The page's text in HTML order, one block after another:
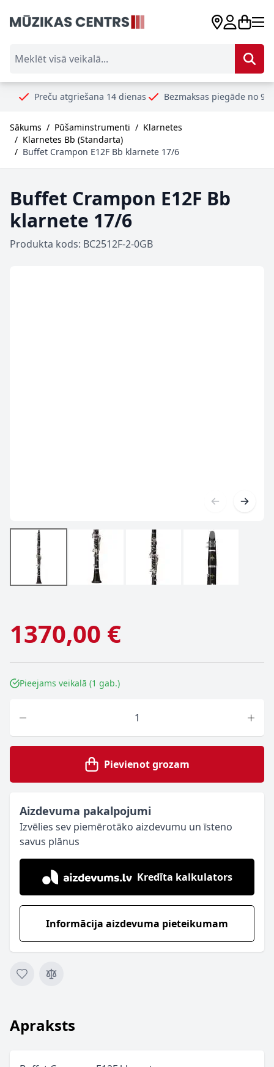
atgriešana 14 dienas Bezmaksas piegāde no 99€ Droši
Sākums / Pūšaminstrumenti / Klarnetes
/ Klarnetes Bb (Standarta)
/ Buffet Crampon E12F Bb klarnete 17/6
Buffet Crampon E12F Bb
klarnete 17/6
Produkta kods: BC2512F-2-0GB
1370,00 €
Pieejams veikalā (1 gab.)
Pievienot grozam
Aizdevuma pakalpojumi
Izvēlies sev piemērotāko aizdevumu un īsteno
savus plānus
Kredīta kalkulators
Informācija aizdevuma pieteikumam
Apraksts